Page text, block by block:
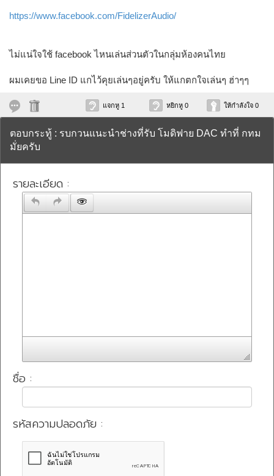
https://www.facebook.com/FidelizerAudio/
ไม่แน่ใจใช้ facebook ไหนเล่นส่วนตัวในกลุ่มห้องคนไทย
ผมเคยขอ Line ID แกไว้คุยเล่นๆอยู่ครับ ให้แกตกใจเล่นๆ ฮ่าๆๆ
แจกหู 1 หยิกหู 0 ให้กำลังใจ 0
ตอบกระทู้ : รบกวนแนะนำช่างที่รับ โมดิฟาย DAC ทำที่ กทม
มั่ยครับ
รายละเอียด :
ชื่อ :
รหัสความปลอดภัย :